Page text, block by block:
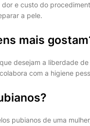
e custo do
a pele.
mais
desejam a liberdade
com a higiene
pubianos de uma